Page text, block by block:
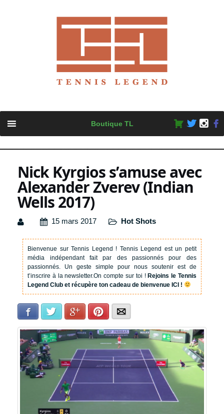
content
Boutique TL
Nick Kyrgios s’amuse avec
Alexander Zverev (Indian
Wells 2017)
15 mars 2017 Hot Shots
Bienvenue sur Tennis Legend ! Tennis Legend est un petit
média indépendant fait par des passionnés pour des
passionnés. Un geste simple pour nous soutenir est de
t’inscrire à la newsletter.On compte sur toi !Rejoins le Tennis
Legend Club et récupère ton cadeau de bienvenue ICI !
Facebook Twitter Google+Pinterest